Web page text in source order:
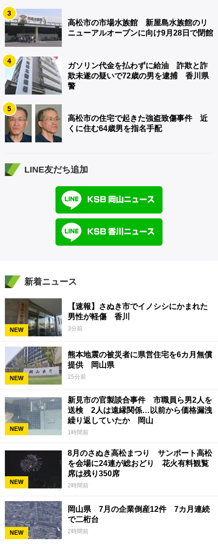
3
高松市の市場水族館 新屋島水族館のリ
ニューアルオープンに向け9月28日で閉館
4
ガソリン代金を払わずに給油 詐欺と詐
欺未遂の疑いで72歳の男を逮捕 香川県
警
5
高松市の住宅で起きた強盗致傷事件 近
くに住む64歳男を指名手配
LINE友だち追加
新着ニュース
NEW
【速報】さぬき市でイノシシにかまれた
男性が軽傷 香川
3分前
NEW
熊本地震の被災者に県営住宅を6カ月無償
提供 岡山県
25分前
NEW
新見市の官製談合事件 市職員ら男2人を
送検 2人は遠縁関係…以前から価格漏洩
繰り返していたか 岡山
1時間前
NEW
8月のさぬき高松まつり サンポート高松
を会場に24連が総おどり 花火有料観覧
席は残り350席
2時間前
NEW
岡山県 7月の企業倒産12件 7カ月連続
で二桁台
2時間前